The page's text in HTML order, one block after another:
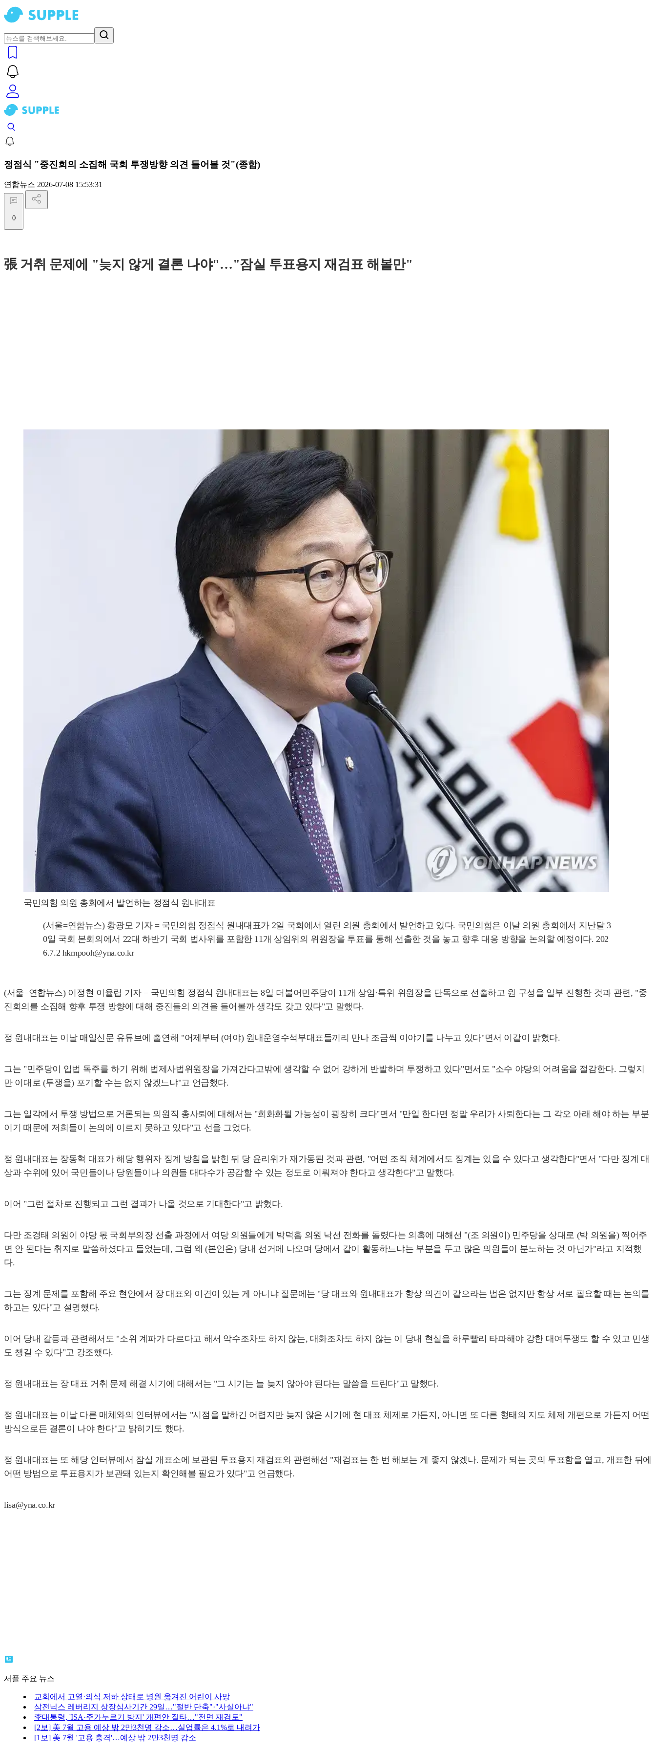
정점식 "중진회의 소집해 국회 투쟁방향 의견 들어볼 것"(종합)
연합뉴스 2026-07-08 15:53:31
0
張 거취 문제에 "늦지 않게 결론 나야"…"잠실 투표용지 재검표 해볼만"
국민의힘 의원 총회에서 발언하는 정점식 원내대표
(서울=연합뉴스) 황광모 기자 = 국민의힘 정점식 원내대표가 2일 국회에서 열린 의원 총회에서 발언하고 있다. 국민의힘은 이날 의원 총회에서 지난달 3
0일 국회 본회의에서 22대 하반기 국회 법사위를 포함한 11개 상임위의 위원장을 투표를 통해 선출한 것을 놓고 향후 대응 방향을 논의할 예정이다. 202
6.7.2 hkmpooh@yna.co.kr
(서울=연합뉴스) 이정현 이율립 기자 = 국민의힘 정점식 원내대표는 8일 더불어민주당이 11개 상임·특위 위원장을 단독으로 선출하고 원 구성을 일부 진행한 것과 관련, "중
진회의를 소집해 향후 투쟁 방향에 대해 중진들의 의견을 들어볼까 생각도 갖고 있다"고 말했다.
정 원내대표는 이날 매일신문 유튜브에 출연해 "어제부터 (여야) 원내운영수석부대표들끼리 만나 조금씩 이야기를 나누고 있다"면서 이같이 밝혔다.
그는 "민주당이 입법 독주를 하기 위해 법제사법위원장을 가져간다고밖에 생각할 수 없어 강하게 반발하며 투쟁하고 있다"면서도 "소수 야당의 어려움을 절감한다. 그렇지
만 이대로 (투쟁을) 포기할 수는 없지 않겠느냐"고 언급했다.
그는 일각에서 투쟁 방법으로 거론되는 의원직 총사퇴에 대해서는 "희화화될 가능성이 굉장히 크다"면서 "만일 한다면 정말 우리가 사퇴한다는 그 각오 아래 해야 하는 부분
이기 때문에 저희들이 논의에 이르지 못하고 있다"고 선을 그었다.
정 원내대표는 장동혁 대표가 해당 행위자 징계 방침을 밝힌 뒤 당 윤리위가 재가동된 것과 관련, "어떤 조직 체계에서도 징계는 있을 수 있다고 생각한다"면서 "다만 징계 대
상과 수위에 있어 국민들이나 당원들이나 의원들 대다수가 공감할 수 있는 정도로 이뤄져야 한다고 생각한다"고 말했다.
이어 "그런 절차로 진행되고 그런 결과가 나올 것으로 기대한다"고 밝혔다.
다만 조경태 의원이 야당 몫 국회부의장 선출 과정에서 여당 의원들에게 박덕흠 의원 낙선 전화를 돌렸다는 의혹에 대해선 "(조 의원이) 민주당을 상대로 (박 의원을) 찍어주
면 안 된다는 취지로 말씀하셨다고 들었는데, 그럼 왜 (본인은) 당내 선거에 나오며 당에서 같이 활동하느냐는 부분을 두고 많은 의원들이 분노하는 것 아닌가"라고 지적했
다.
그는 징계 문제를 포함해 주요 현안에서 장 대표와 이견이 있는 게 아니냐 질문에는 "당 대표와 원내대표가 항상 의견이 같으라는 법은 없지만 항상 서로 필요할 때는 논의를
하고는 있다"고 설명했다.
이어 당내 갈등과 관련해서도 "소위 계파가 다르다고 해서 악수조차도 하지 않는, 대화조차도 하지 않는 이 당내 현실을 하루빨리 타파해야 강한 대여투쟁도 할 수 있고 민생
도 챙길 수 있다"고 강조했다.
정 원내대표는 장 대표 거취 문제 해결 시기에 대해서는 "그 시기는 늘 늦지 않아야 된다는 말씀을 드린다"고 말했다.
정 원내대표는 이날 다른 매체와의 인터뷰에서는 "시점을 말하긴 어렵지만 늦지 않은 시기에 현 대표 체제로 가든지, 아니면 또 다른 형태의 지도 체제 개편으로 가든지 어떤
방식으로든 결론이 나야 한다"고 밝히기도 했다.
정 원내대표는 또 해당 인터뷰에서 잠실 개표소에 보관된 투표용지 재검표와 관련해선 "재검표는 한 번 해보는 게 좋지 않겠나. 문제가 되는 곳의 투표함을 열고, 개표한 뒤에
어떤 방법으로 투표용지가 보관돼 있는지 확인해볼 필요가 있다"고 언급했다.
lisa@yna.co.kr
서플 주요 뉴스
교회에서 고열·의식 저하 상태로 병원 옮겨진 어린이 사망
삼전닉스 레버리지 상장심사기간 29일…"절반 단축"·"사실아냐"
李대통령, 'ISA·주가누르기 방지' 개편안 질타…"전면 재검토"
[2보] 美 7월 고용 예상 밖 2만3천명 감소…실업률은 4.1%로 내려가
[1보] 美 7월 '고용 충격'…예상 밖 2만3천명 감소